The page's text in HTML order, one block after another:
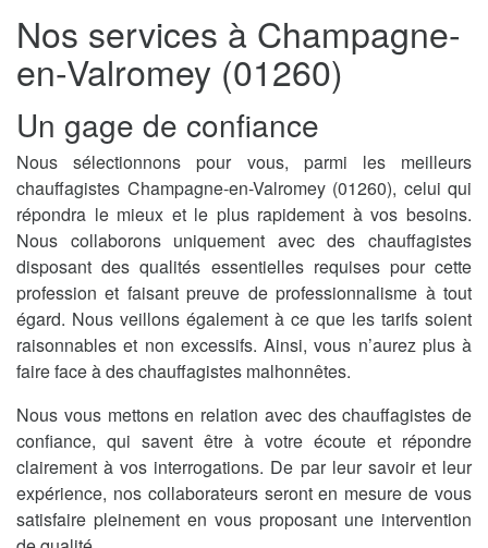
Nos services à Champagne-
en-Valromey (01260)
Un gage de confiance
Nous sélectionnons pour vous, parmi les meilleurs
chauffagistes Champagne-en-Valromey (01260), celui qui
répondra le mieux et le plus rapidement à vos besoins.
Nous collaborons uniquement avec des chauffagistes
disposant des qualités essentielles requises pour cette
profession et faisant preuve de professionnalisme à tout
égard. Nous veillons également à ce que les tarifs soient
raisonnables et non excessifs. Ainsi, vous n’aurez plus à
faire face à des chauffagistes malhonnêtes.
Nous vous mettons en relation avec des chauffagistes de
confiance, qui savent être à votre écoute et répondre
clairement à vos interrogations. De par leur savoir et leur
expérience, nos collaborateurs seront en mesure de vous
satisfaire pleinement en vous proposant une intervention